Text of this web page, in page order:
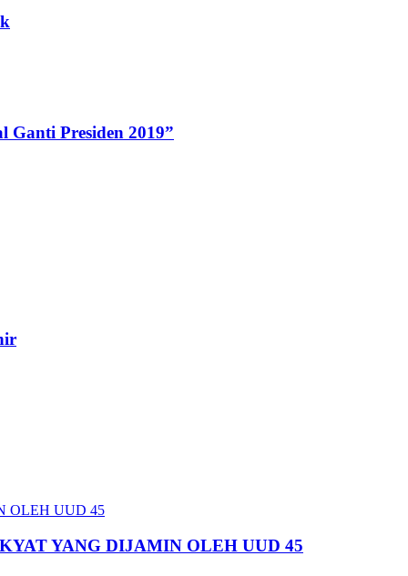
Ganti Presiden 2019”
YANG DIJAMIN OLEH UUD 45